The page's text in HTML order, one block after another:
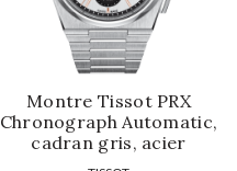
Montre Tissot PRX
Chronograph Automatic,
cadran gris, acier